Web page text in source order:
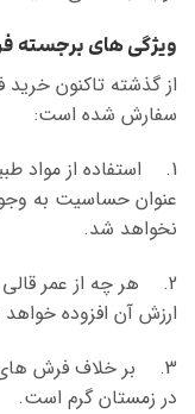
ویژگی های برجسته
از گذشته تاکنون
سفارش شده است:
1. استفاده از مواد
عنوان حساسیت به
نخواهد شد.
2. هر چه از عمر
ارزش آن افزوده
3. بر خلاف فرش
در زمستان گرم است.